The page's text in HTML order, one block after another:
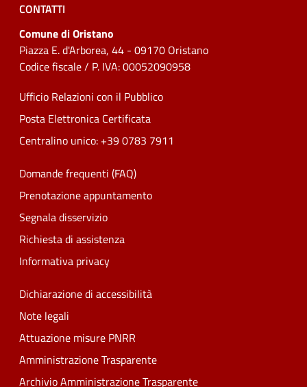
CONTATTI
Comune di Oristano
Piazza E. d'Arborea, 44 - 09170 Oristano
Codice fiscale / P. IVA: 00052090958
Ufficio Relazioni con il Pubblico
Posta Elettronica Certificata
Centralino unico: +39 0783 7911
Domande frequenti (FAQ)
Prenotazione appuntamento
Segnala disservizio
Richiesta di assistenza
Informativa privacy
Dichiarazione di accessibilità
Note legali
Attuazione misure PNRR
Amministrazione Trasparente
Archivio Amministrazione Trasparente